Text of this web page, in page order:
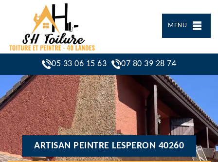
MENU
05 33 06 15 63 07 80 39 28 74
ARTISAN PEINTRE LESPERON 40260